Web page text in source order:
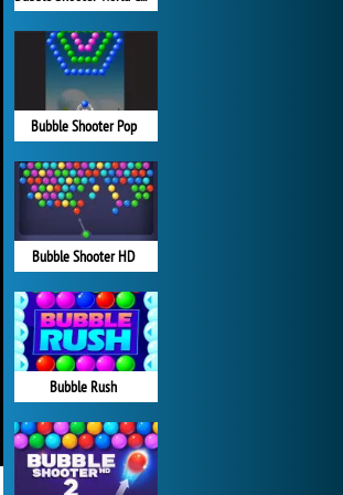
Bubble Shooter Pop
Bubble Shooter HD
Bubble Rush